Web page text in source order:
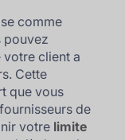
comme
pouvez
votre client a
Cette
que vous
de
votre limite